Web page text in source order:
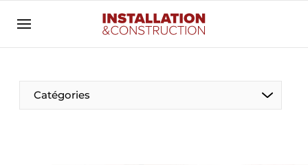
Contact
Contact direct
Catégories